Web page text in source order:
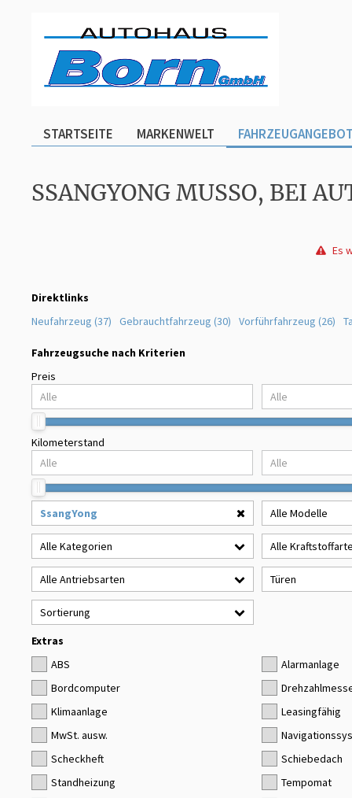
STARTSEITE MARKENWELT
SSANGYONG MUSSO, BEI
Es
Direktlinks
Neufahrzeug (37)
Gebrauchtfahrzeug (30) Vorführfahrzeug (26)
Fahrzeugsuche nach Kriterien
Preis
Kilometerstand
SsangYong Alle Modelle
Alle Kategorien Alle
Alle Antriebsarten Türen
Sortierung
Extras
ABS
Alarmanlage
Bordcomputer
Klimaanlage
Leasingfähig
MwSt. ausw.
Scheckheft
Schiebedach
Standheizung
Tempomat